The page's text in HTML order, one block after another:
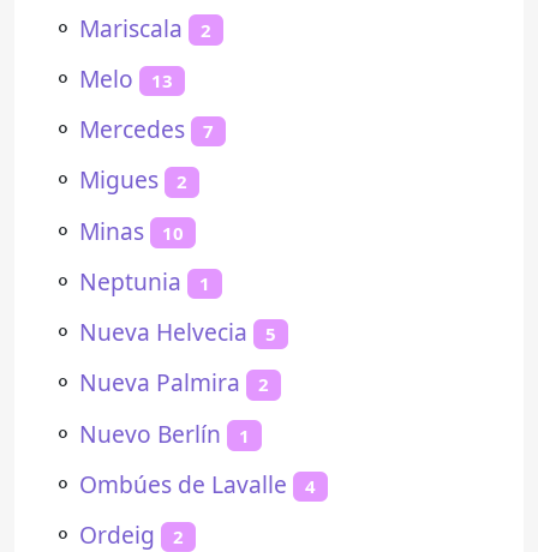
⚬ Mariscala 2
⚬ Melo 13
⚬ Mercedes 7
⚬ Migues 2
⚬ Minas 10
⚬ Neptunia 1
⚬ Nueva Helvecia 5
⚬ Nueva Palmira 2
⚬ Nuevo Berlín 1
⚬ Ombúes de Lavalle 4
⚬ Ordeig 2